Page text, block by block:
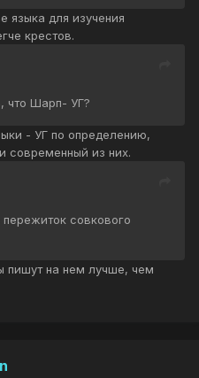
языка для изучения
крестов.
что Шарп- УГ?
- УГ по определению,
современный из них.
совкового
пишут на нем лучше, чем